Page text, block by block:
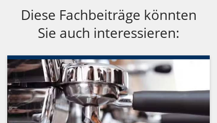
Diese Fachbeiträge könnten
Sie auch interessieren: